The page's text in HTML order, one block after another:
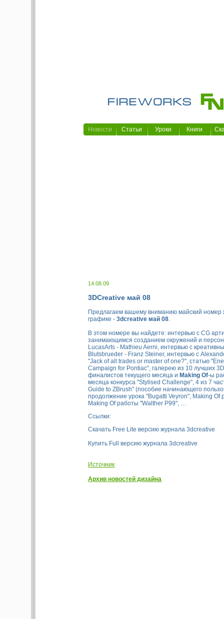
Новости Статьи Уроки Книги
14.08.09
3DCreative май 08
Предлагаем вашему вниманию майский номер
графике -3dcreative май 08.
В этом номере вы найдете: интервью с CG
занимающимся созданием окружений и
LucasArts - Mathieu Aerni, интервью с
Blutsbrueder - Franz Steiner, интервью с
"Jack of all trades or master of one?", статью
Campaign for Pontiac", галерею из 10 лучших
финалистов текущего месяца и Making Of-ы
месяца конкурса "Stylised Challenge", 4 из 7
Guide to ZBrush" (пособие начинающего
продолжение урока "Bugatti Veyron", Making Of
Making Of работы "Walther P99", …
Ссылки:
Скачать Free Lite версию журнала 3dcreative
Купить Full версию журнала 3dcreative
Источник
Архив новостей дизайна